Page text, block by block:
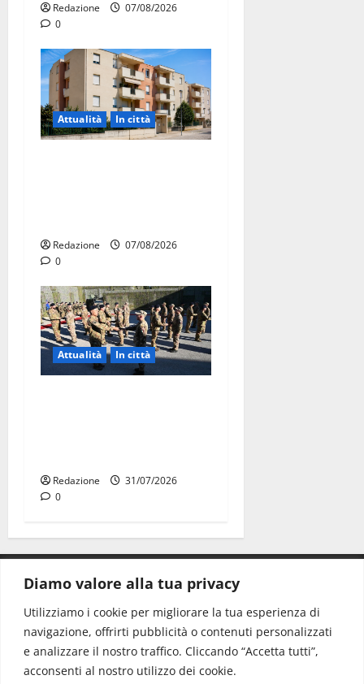
Diamo valore alla tua privacy
Utilizziamo i cookie per migliorare la tua esperienza di
navigazione, offrirti pubblicità o contenuti personalizzati
e analizzare il nostro traffico. Cliccando “Accetta tutti”,
acconsenti al nostro utilizzo dei cookie.
Redazione
07/08/2026
0
Attualità In città
Redazione
07/08/2026
0
Attualità In città
Redazione
31/07/2026
0
CONTATTI.
Redazione: redazione@www.martinasera.it
Direttore:direttore@www.martinasera.it
Info & Commerciale:info@www.martinasera.it